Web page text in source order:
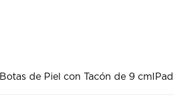
Botas de Piel con Tacón de 9 cm IPad